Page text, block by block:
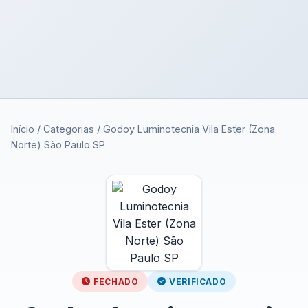
Início / Categorias / Godoy Luminotecnia Vila Ester (Zona
Norte) São Paulo SP
FECHADO VERIFICADO